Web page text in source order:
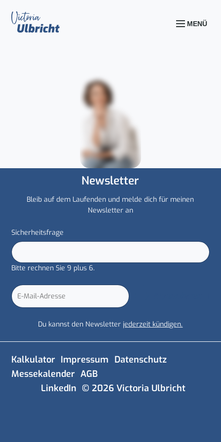
MENÜ
Newsletter
Bleib auf dem Laufenden und melde dich für meinen
Newsletter an
E-
Mail-
Pflichtfeld
Sicherheitsfrage
Bitte rechnen Sie 9 plus 6.
Du kannst den Newsletter jederzeit kündigen.
Navigation
Kalkulator Impressum Datenschutz
Messekalender AGB
LinkedIn © 2026 Victoria Ulbricht